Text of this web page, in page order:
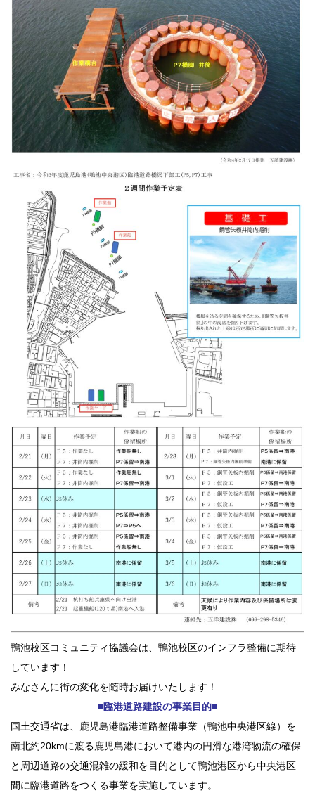
鴨池校区コミュニティ協議会は、鴨池校区のインフラ整備に期待
しています！
みなさんに街の変化を随時お届けいたします！
■臨港道路建設の事業目的■
国土交通省は、鹿児島港臨港道路整備事業（鴨池中央港区線）を
南北約20kmに渡る鹿児島港において港内の円滑な港湾物流の確保
と周辺道路の交通混雑の緩和を目的として鴨池港区から中央港区
間に臨港道路をつくる事業を実施しています。